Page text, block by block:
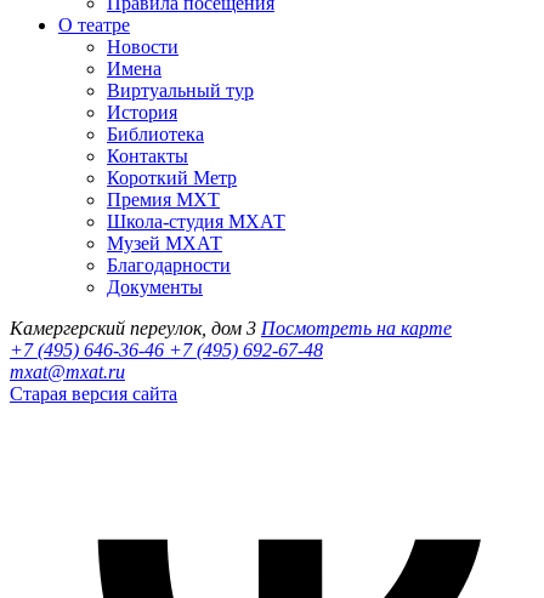
О театре
Новости
Имена
Виртуальный тур
История
Библиотека
Контакты
Короткий Метр
Премия МХТ
Школа-студия МХАТ
Музей МХАТ
Благодарности
Документы
Камергерский переулок, дом 3 Посмотреть на карте
+7 (495) 646-36-46 +7 (495) 692-67-48‬
mxat@mxat.ru
Старая версия сайта